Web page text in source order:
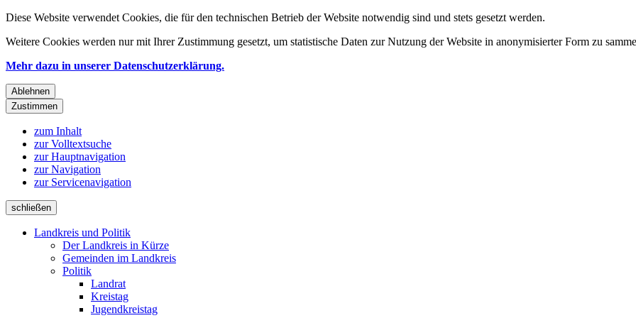
Diese Website verwendet Cookies, die für den technischen Betrieb der Website notwendig sind und stets gesetzt werden.
Weitere Cookies werden nur mit Ihrer Zustimmung gesetzt, um statistische Daten zur Nutzung der Website in anonymisierter Form zu
Mehr dazu in unserer Datenschutzerklärung.
Ablehnen
Zustimmen
zum Inhalt
zur Volltextsuche
zur Hauptnavigation
zur Navigation
zur Servicenavigation
schließen
Landkreis und Politik
Der Landkreis in Kürze
Gemeinden im Landkreis
Politik
Landrat
Kreistag
Jugendkreistag